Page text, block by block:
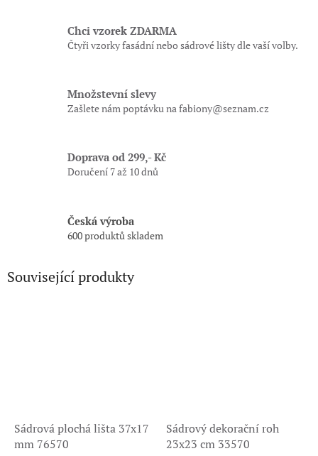
Chci vzorek ZDARMA
Čtyři vzorky fasádní nebo sádrové lišty dle vaší volby.
Množstevní slevy
Zašlete nám poptávku na fabiony@seznam.cz
Doprava od 299,- Kč
Doručení 7 až 10 dnů
Česká výroba
600 produktů skladem
Související produkty
Sádrová plochá lišta 37x17
mm 76570
Sádrový dekorační roh
23x23 cm 33570